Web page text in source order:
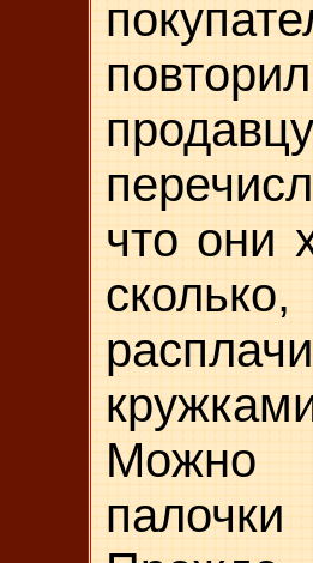
что они
сколько,
Можно